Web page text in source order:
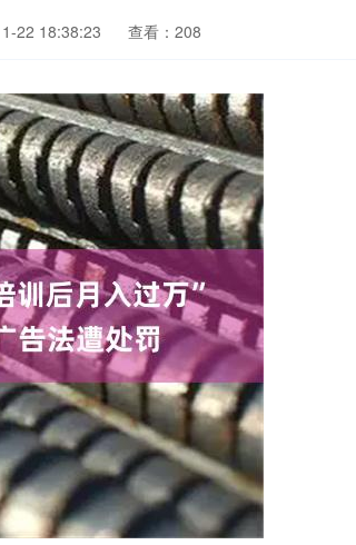
22 18:38:23 查看：208